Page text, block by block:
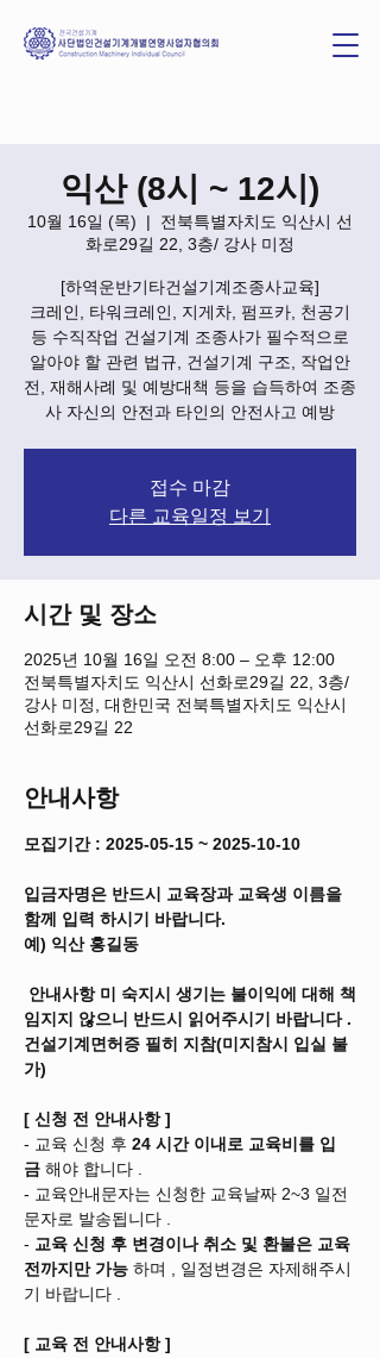
익산 (8시 ~ 12시)
10월 16일 (목)
  |
전북특별자치도 익산시 선
화로29길 22, 3층/ 강사 미정
[하역운반기타건설기계조종사교육]
크레인, 타워크레인, 지게차, 펌프카, 천공기
등 수직작업 건설기계 조종사가 필수적으로
알아야 할 관련 법규, 건설기계 구조, 작업안
전, 재해사례 및 예방대책 등을 습득하여 조종
사 자신의 안전과 타인의 안전사고 예방
접수 마감
다른 교육일정 보기
시간 및 장소
2025년 10월 16일 오전 8:00 – 오후 12:00
전북특별자치도 익산시 선화로29길 22, 3층/
강사 미정, 대한민국 전북특별자치도 익산시
선화로29길 22
안내사항
모집기간 : 2025-05-15 ~ 2025-10-10
입금자명은 반드시 교육장과 교육생 이름을
함께 입력 하시기 바랍니다.
예) 익산 홍길동
임지지 않으니 반드시 읽어주시기 바랍니다 .
건설기계면허증 필히 지참(미지참시 입실 불
가)
[ 신청 전 안내사항 ]
- 교육 신청 후 24 시간 이내로 교육비를 입
금 해야 합니다 .
- 교육안내문자는 신청한 교육날짜 2~3 일전
문자로 발송됩니다 .
- 교육 신청 후 변경이나 취소 및 환불은 교육
전까지만 가능 하며 , 일정변경은 자제해주시
기 바랍니다 .
[ 교육 전 안내사항 ]